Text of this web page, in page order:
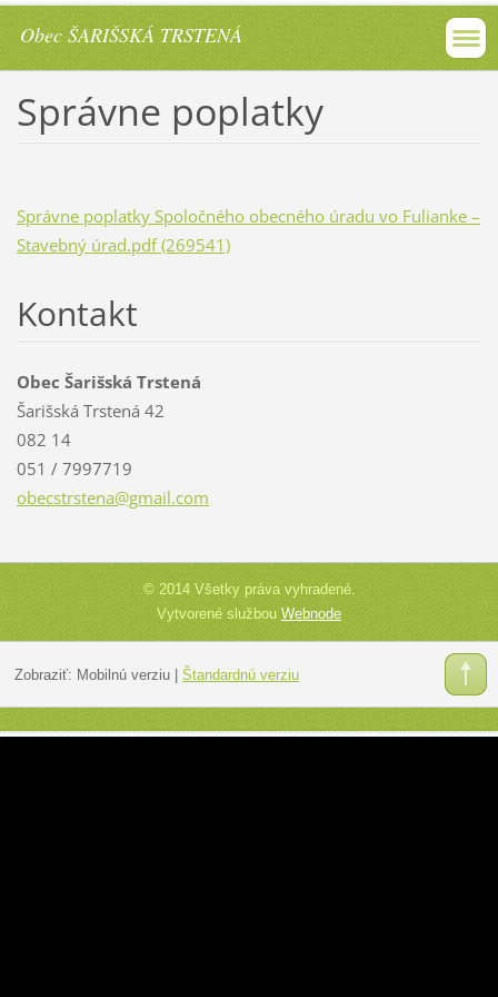
Obec ŠARIŠSKÁ TRSTENÁ
Správne poplatky
Správne poplatky Spoločného obecného úradu vo Fulianke –
Stavebný úrad.pdf (269541)
Kontakt
Obec Šarišská Trstená
Šarišská Trstená 42
082 14
051 / 7997719
obecstrstena@gmail.com
© 2014 Všetky práva vyhradené.
Vytvorené službouWebnode
Zobraziť: Mobilnú verziu| Štandardnú verziu